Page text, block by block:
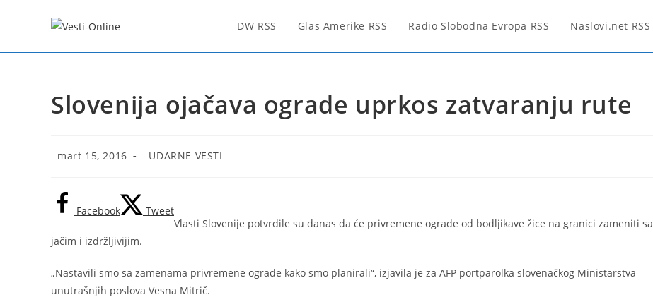
DW RSS Glas Amerike RSS Radio Slobodna Evropa RSS Naslovi.net RSS
Slovenija ojačava ograde uprkos zatvaranju rute
Post
mart 15, 2016
Post
UDARNE VESTI
Facebook
Tweet
Vlasti Slovenije potvrdile su danas da će privremene ograde od bodljikave žice na granici zameniti sa
jačim i izdržljivijim.
„Nastavili smo sa zamenama privremene ograde kako smo planirali“, izjavila je za AFP portparolka slovenačkog Ministarstva
unutrašnjih poslova Vesna Mitrič.